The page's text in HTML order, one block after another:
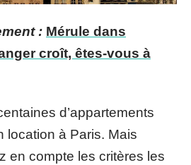
: Mérule dans
croît, êtes-vous à
d’appartements
location à Paris. Mais
en compte les critères les